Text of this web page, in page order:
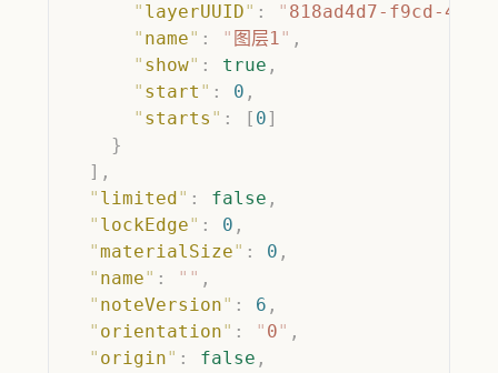
      "
layerUUID" : " 818ad4d7-f9cd-
      "
name" : " 图层1" ,
      "
show" : true ,
      "
start " : 0 ,
      "
starts " : [ 0]
    }
  ],
  "
limited" : false ,
  "
lockEdge" : 0 ,
  "
materialSize" : 0 ,
  "
name" : "" ,
  "
noteVersion" : 6 ,
  "
orientation" : " 0" ,
  "
origin" : false ,